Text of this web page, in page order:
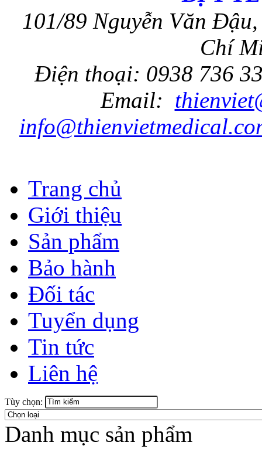
101/89 Nguyễn Văn
Chí
Điện thoại: 0938 736
Email:
Trang chủ
Giới thiệu
Sản phẩm
Bảo hành
Đối tác
Tuyển dụng
Tin tức
Liên hệ
Tùy chọn:
Danh mục sản phẩm